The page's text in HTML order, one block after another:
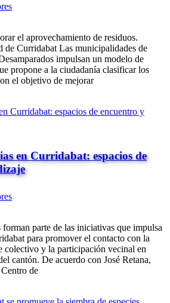
el aprovechamiento de residuos.
Curridabat Las municipalidades de
impulsan un modelo de
propone a la ciudadanía clasificar los
el objetivo de mejorar
en Curridabat: espacios de
parte de las iniciativas que impulsa
para promover el contacto con la
colectivo y la participación vecinal en
cantón. De acuerdo con José Retana,
de